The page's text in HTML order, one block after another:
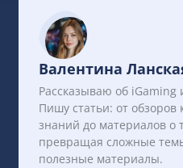
Валентина
Рассказываю об
Пишу статьи: от
знаний до материалов о
превращая сложные
полезные материалы.